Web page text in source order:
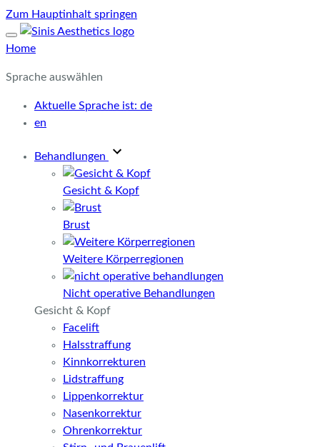
Zum Hauptinhalt springen
Home
Sprache auswählen
Aktuelle Sprache ist: de
en
Behandlungen
Gesicht & Kopf
Brust
Weitere Körperregionen
Nicht operative Behandlungen
Gesicht & Kopf
Facelift
Halsstraffung
Kinnkorrekturen
Lidstraffung
Lippenkorrektur
Nasenkorrektur
Ohrenkorrektur